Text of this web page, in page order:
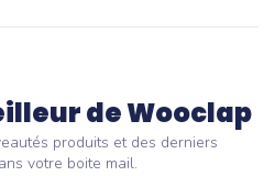
de Wooclap
produits et des derniers
votre boite mail.